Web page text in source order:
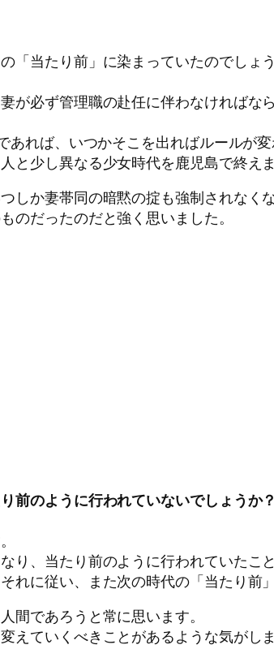
「当たり前」に染まっていたのでしょ
が必ず管理職の赴任に伴わなければな
あれば、いつかそこを出ればルールが
少し異なる少女時代を鹿児島で終えま
か妻帯同の暗黙の掟も強制されなくな
のだったのだと強く思いました。
前のように行われていないでしょうか？
、当たり前のように行われていたこ
に従い、また次の時代の「当たり前
間であろうと常に思います。
ていくべきことがあるような気がしま